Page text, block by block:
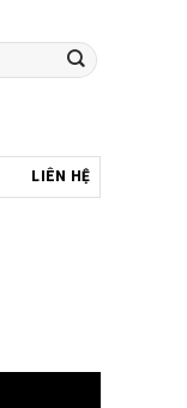
LIÊN HỆ